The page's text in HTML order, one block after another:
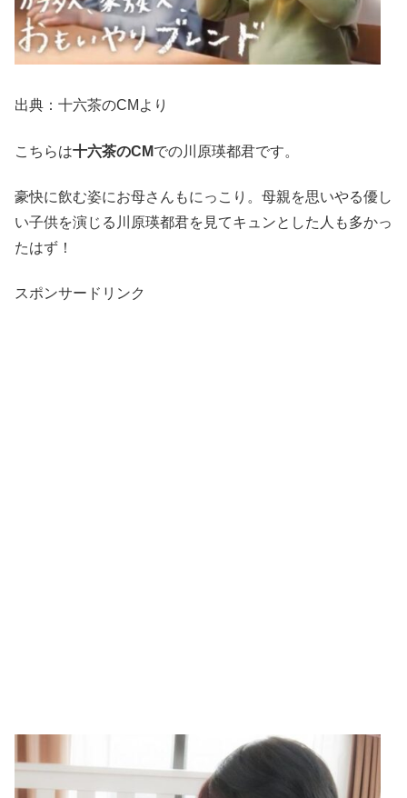
出典：十六茶のCMより
こちらは十六茶のCMでの川原瑛都君です。
豪快に飲む姿にお母さんもにっこり。母親を思いやる優し
い子供を演じる川原瑛都君を見てキュンとした人も多かっ
たはず！
スポンサードリンク